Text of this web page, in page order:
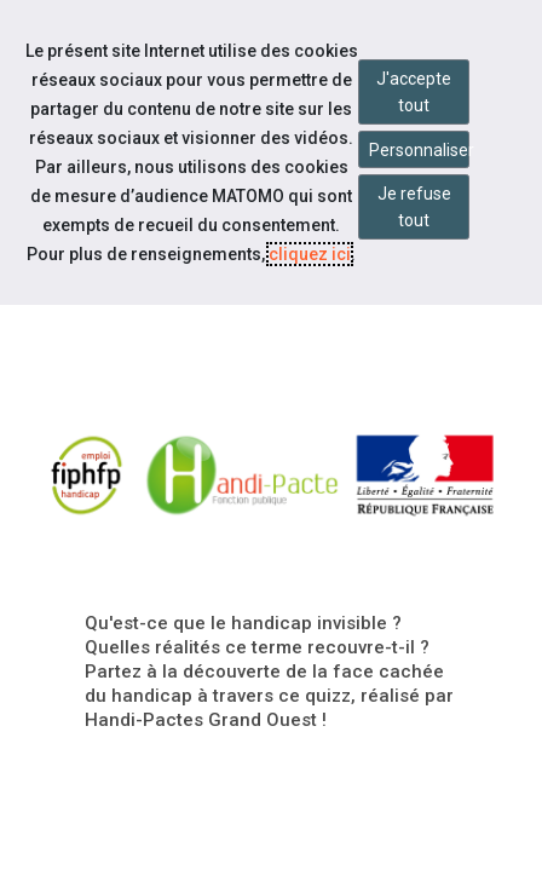
Aller au contenu
Notre actualité
À LA DÉCOUVERTE DES
Qu'est-ce que le handicap invisible ?
Quelles réalités ce terme recouvre-t-il ?
Partez à la découverte de la face cachée
du handicap à travers ce quizz, réalisé par
Handi-Pactes Grand Ouest !
Le présent site Internet utilise des cookies
réseaux sociaux pour vous permettre de
partager du contenu de notre site sur les
réseaux sociaux et visionner des vidéos.
Par ailleurs, nous utilisons des cookies
de mesure d’audience MATOMO qui sont
exempts de recueil du consentement.
Pour plus de renseignements,cliquez ici.
J'accepte
tout
Personnaliser
Je refuse
tout